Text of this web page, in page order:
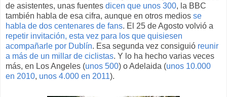
de asistentes, unas fuentes dicen que unos 300, la BBC
también habla de esa cifra, aunque en otros medios se
habla de dos centenares de fans. El 25 de Agosto volvió a
repetir invitación, esta vez para los que quisiesen
acompañarle por Dublín. Esa segunda vez consiguió reunir
a más de un millar de ciclistas. Y lo ha hecho varias veces
más, en Los Angeles (unos 500) o Adelaida (unos 10.000
en 2010, unos 4.000 en 2011).